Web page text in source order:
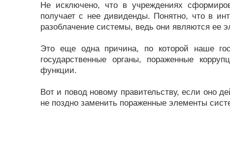
Не исключено, что в учреждениях
получает с нее дивиденды. Понятно, что в
разоблачение системы, ведь они являются ее
Это еще одна причина, по которой наше
государственные органы, пораженные
функции.
Вот и повод новому правительству, если оно
не поздно заменить пораженные элементы